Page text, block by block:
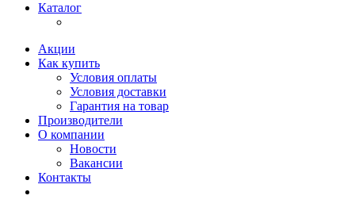
Каталог
Акции
Как купить
Условия оплаты
Условия доставки
Гарантия на товар
Производители
О компании
Новости
Вакансии
Контакты